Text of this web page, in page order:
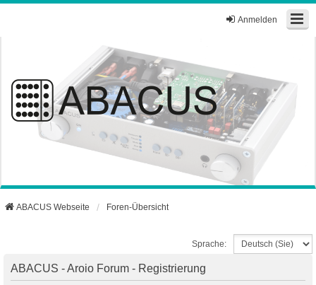
Anmelden
ABACUS Webseite Foren-Übersicht
Sprache:
ABACUS - Aroio Forum - Registrierung